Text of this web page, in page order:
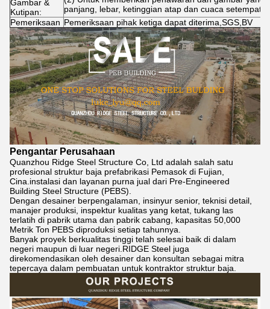
Gambar &
Kutipan:
panjang, lebar, ketinggian atap dan cuaca setempat.
Pemeriksaan Pemeriksaan pihak ketiga dapat diterima,SGS,BV
Pengantar Perusahaan
Quanzhou Ridge Steel Structure Co, Ltd adalah salah satu
profesional struktur baja prefabrikasi Pemasok di Fujian,
Cina.instalasi dan layanan purna jual dari Pre-Engineered
Building Steel Structure (PEBS).
Dengan desainer berpengalaman, insinyur senior, teknisi detail,
manajer produksi, inspektur kualitas yang ketat, tukang las
terlatih di pabrik utama dan pabrik cabang, kapasitas 50,000
Metrik Ton PEBS diproduksi setiap tahunnya.
Banyak proyek berkualitas tinggi telah selesai baik di dalam
negeri maupun di luar negeri.RIDGE Steel juga
direkomendasikan oleh desainer dan konsultan sebagai mitra
tepercaya dalam pembuatan untuk kontraktor struktur baja.